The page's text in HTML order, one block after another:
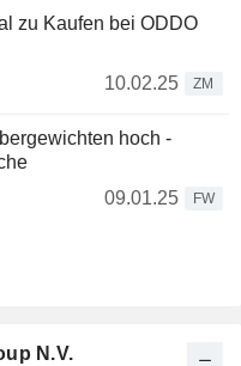
zu Kaufen bei ODDO
10.02.25
ZM
hoch -
09.01.25
FW
N.V.